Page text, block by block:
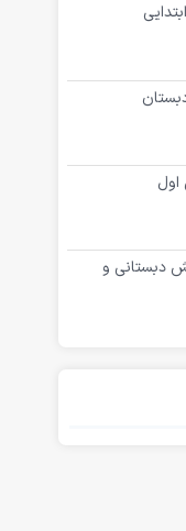
اول
دبستانی و